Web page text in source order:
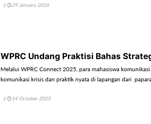
masyarakat.
|| 29 January 2026
WPRC Undang Praktisi Bahas
Melalui WPRC Connect 2025, para mahasiswa
komunikasi krisis dan praktik nyata di lapangan dari
|| 14 October 2025